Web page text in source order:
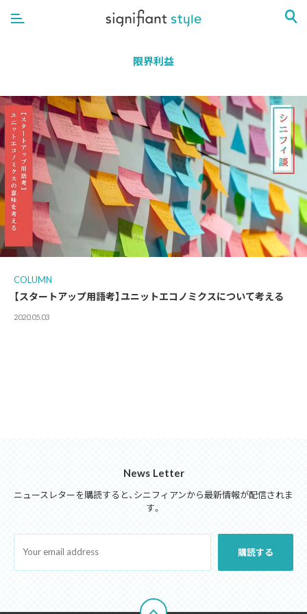
限界利益
COLUMN
【スタートアップ用語考】ユニットエコノミクスについて考える
2020.05.03
News Letter
ニュースレターを購読すると、シニフィアンから最新情報が配信されま
す。